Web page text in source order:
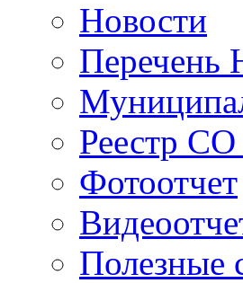
Новости
Перечень
Реестр
Фотоотчет
Полезные